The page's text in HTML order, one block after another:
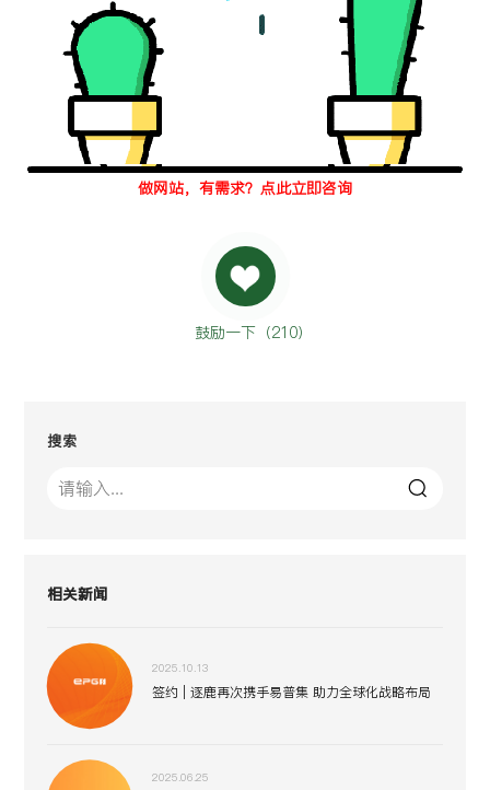
做网站，有需求？点此立即咨询
鼓励一下（210）
搜索
相关新闻
2025.10.13
签约 | 逐鹿再次携手易普集 助力全球化战略布局
2025.06.25